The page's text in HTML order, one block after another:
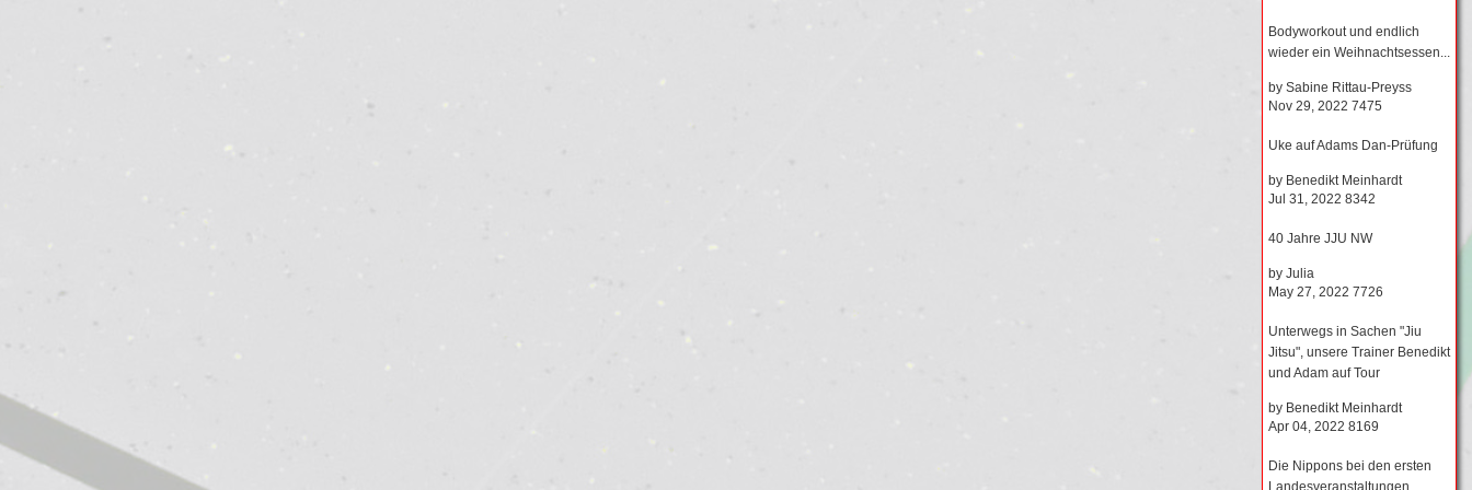
Bodyworkout und endlich
wieder ein Weihnachtsessen...
by Sabine Rittau-Preyss
Nov 29, 2022 7475
Uke auf Adams Dan-Prüfung
by Benedikt Meinhardt
Jul 31, 2022 8342
40 Jahre JJU NW
by Julia
May 27, 2022 7726
Unterwegs in Sachen "Jiu
Jitsu", unsere Trainer Benedikt
und Adam auf Tour
by Benedikt Meinhardt
Apr 04, 2022 8169
Die Nippons bei den ersten
Landesveranstaltungen